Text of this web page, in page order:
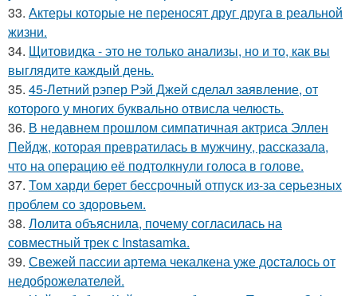
33. Актеры которые не переносят друг друга в реальной
жизни.
34. Щитовидка - это не только анализы, но и то, как вы
выглядите каждый день.
35. 45-Летний рэпер Рэй Джей сделал заявление, от
которого у многих буквально отвисла челюсть.
36. В недавнем прошлом симпатичная актриса Эллен
Пейдж, которая превратилась в мужчину, рассказала,
что на операцию её подтолкнули голоса в голове.
37. Том харди берет бессрочный отпуск из-за серьезных
проблем со здоровьем.
38. Лолита объяснила, почему согласилась на
совместный трек с Instasamka.
39. Свежей пассии артема чекалкена уже досталось от
недоброжелателей.